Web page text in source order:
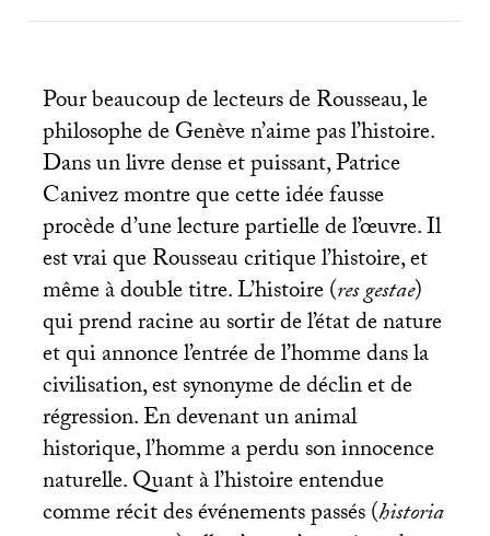
Pour beaucoup de lecteurs de Rousseau, le
philosophe de Genève n’aime pas l’histoire.
Dans un livre dense et puissant, Patrice
Canivez montre que cette idée fausse
procède d’une lecture partielle de l’œuvre. Il
est vrai que Rousseau critique l’histoire, et
même à double titre. L’histoire (res gestae)
qui prend racine au sortir de l’état de nature
et qui annonce l’entrée de l’homme dans la
civilisation, est synonyme de déclin et de
régression. En devenant un animal
historique, l’homme a perdu son innocence
naturelle. Quant à l’histoire entendue
comme récit des événements passés (historia